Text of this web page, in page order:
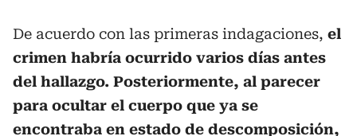
De acuerdo con las primeras indagaciones, el
crimen habría ocurrido varios días antes
del hallazgo. Posteriormente, al parecer
para ocultar el cuerpo que ya se
encontraba en estado de descomposición,